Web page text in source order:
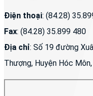
Điện thoại: (84.28)
Fax: (84.28) 35.899 480
Địa chỉ: Số 19 đường
Thượng, Huyện Hóc